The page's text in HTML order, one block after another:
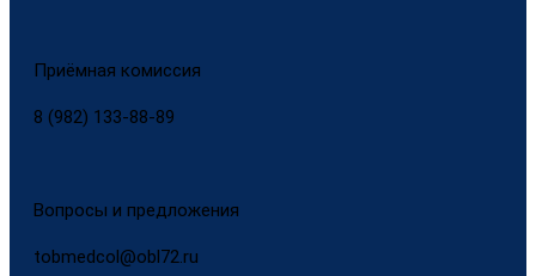
Приёмная комиссия
8 (982) 133-88-89
Вопросы и предложения
tobmedcol@obl72.ru